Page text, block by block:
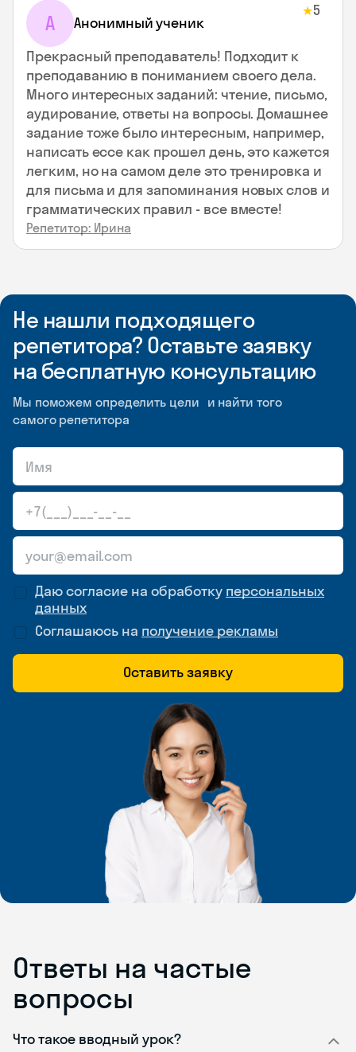
А Анонимный ученик
★5
Прекрасный преподаватель! Подходит к
преподаванию в пониманием своего дела.
Много интересных заданий: чтение, письмо,
аудирование, ответы на вопросы. Домашнее
задание тоже было интересным, например,
написать ессе как прошел день, это кажется
легким, но на самом деле это тренировка и
для письма и для запоминания новых слов и
грамматических правил - все вместе!
Репетитор: Ирина
Не нашли подходящего
репетитора? Оставьте заявку
на бесплатную консультацию
Мы поможем определить цели и найти того
самого репетитора
Даю согласие на обработку персональных
данных
Соглашаюсь на получение рекламы
Оставить заявку
Ответы на частые
вопросы
Что такое вводный урок?